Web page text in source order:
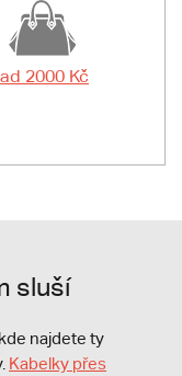
2000 Kč
sluší
najdete ty
Kabelky přes